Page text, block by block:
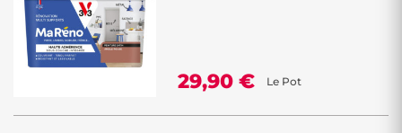
29,90 € Le Pot